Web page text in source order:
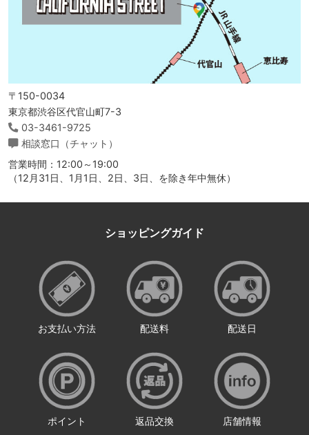
〒150-0034
東京都渋谷区代官山町7-3
03-3461-9725
相談窓口（チャット）
営業時間：12:00～19:00
（12月31日、1月1日、2日、3日、を除き年中無休）
ショッピングガイド
お支払い方法 配送料 配送日
ポイント 返品交換 店舗情報